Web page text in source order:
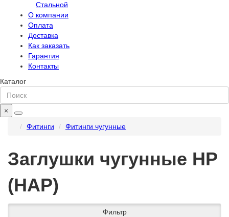
Стальной
О компании
Оплата
Доставка
Как заказать
Гарантия
Контакты
Каталог
×
Фитинги
Фитинги чугунные
Заглушки чугунные НР
(НАР)
Фильтр